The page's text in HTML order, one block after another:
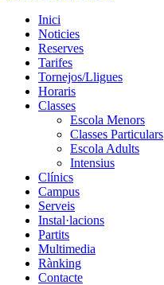
Inici
Noticies
Reserves
Tarifes
Tornejos/Lligues
Horaris
Classes
Escola Menors
Classes Particulars
Escola Adults
Intensius
Clínics
Campus
Serveis
Instal·lacions
Partits
Multimedia
Rànking
Contacte